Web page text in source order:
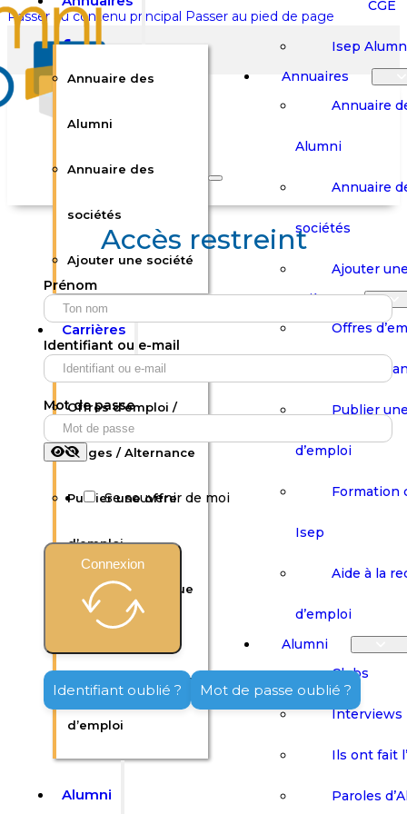
Passer au contenu principal Passer au pied de page
Rechercher sur le site
Rechercher
Votre panier est vide.
Boutique
Panier
Boutique
Annuaire des
Alumni
Annuaire des
sociétés
Ajouter une société
Carrières
Offres d’emploi /
Stages / Alternance
Publier une offre
d’emploi
Formation continue
Aide à la recherche
d’emploi
Alumni
CGE
Isep
Annuaires
Annuaire
Alumni
Annuaire
sociétés
Ajouter
Carrières
Offres
Stages /
Publier
d’emploi
Formation
Isep
Aide à la
d’emploi
Alumni
Clubs
Interviews
Ils ont fait
Paroles
Accès restreint
Prénom
Identifiant ou e-mail
Mot de passe
Se souvenir de moi
Connexion
Identifiant oublié ? Mot de passe oublié ?